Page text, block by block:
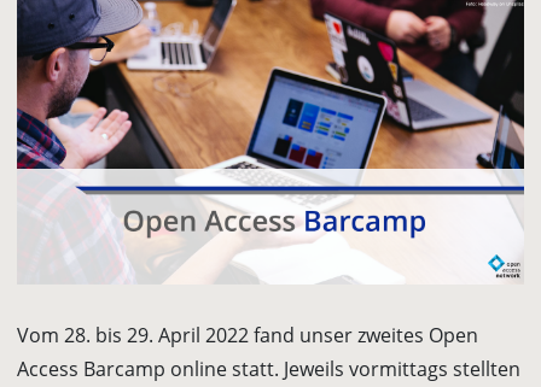
Vom 28. bis 29. April 2022 fand unser zweites Open
Access Barcamp online statt. Jeweils vormittags stellten